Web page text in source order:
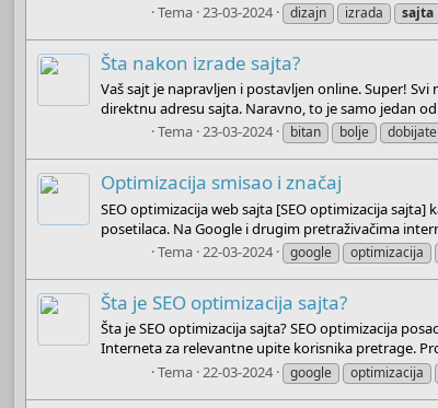
Tema 23-03-2024 dizajn izrada sajta
Šta nakon izrade sajta?
Vaš sajt je napravljen i postavljen online. Super!
direktnu adresu sajta. Naravno, to je samo jedan
Tema 23-03-2024 bitan bolje dobijate
Optimizacija smisao i značaj
SEO optimizacija web sajta [SEO optimizacija
posetilaca. Na Google i drugim pretraživačima
Tema 22-03-2024 google optimizacija
Šta je SEO optimizacija sajta?
Šta je SEO optimizacija sajta? SEO optimizacija
Interneta za relevantne upite korisnika pretrage.
Tema 22-03-2024 google optimizacija